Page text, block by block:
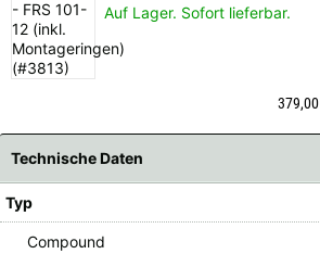
Auf Lager. Sofort lieferbar.
379,00
Technische Daten
Typ
Compound